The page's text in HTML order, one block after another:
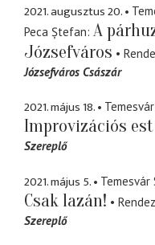
2021. augusztus 20.
Peca Ștefan A
Józsefváros
Józsefváros Császár
2021. május 18.
Improvizációs est
Szereplő
2021. május 5. Temesvár
Csak lazán!
Szereplő